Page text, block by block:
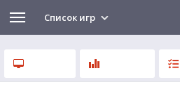
Список игр